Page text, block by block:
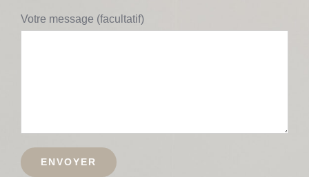
Votre message (facultatif)